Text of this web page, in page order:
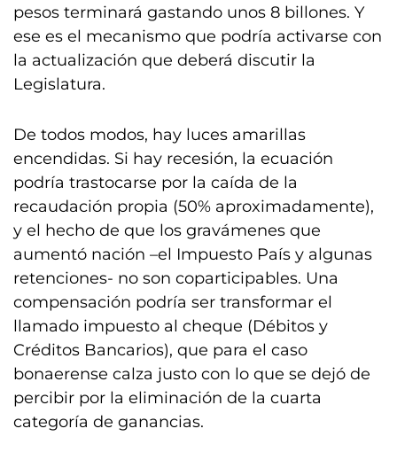
pesos terminará gastando unos 8 billones. Y
ese es el mecanismo que podría activarse con
la actualización que deberá discutir la
Legislatura.
De todos modos, hay luces amarillas
encendidas. Si hay recesión, la ecuación
podría trastocarse por la caída de la
recaudación propia (50% aproximadamente),
y el hecho de que los gravámenes que
aumentó nación –el Impuesto País y algunas
retenciones- no son coparticipables. Una
compensación podría ser transformar el
llamado impuesto al cheque (Débitos y
Créditos Bancarios), que para el caso
bonaerense calza justo con lo que se dejó de
percibir por la eliminación de la cuarta
categoría de ganancias.